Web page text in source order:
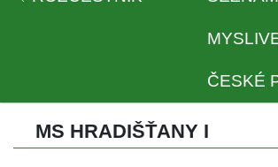
ČESKÉ
MS HRADIŠŤANY I